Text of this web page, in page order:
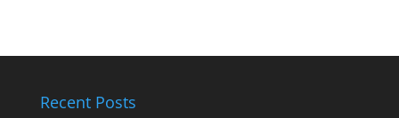
Recent Posts